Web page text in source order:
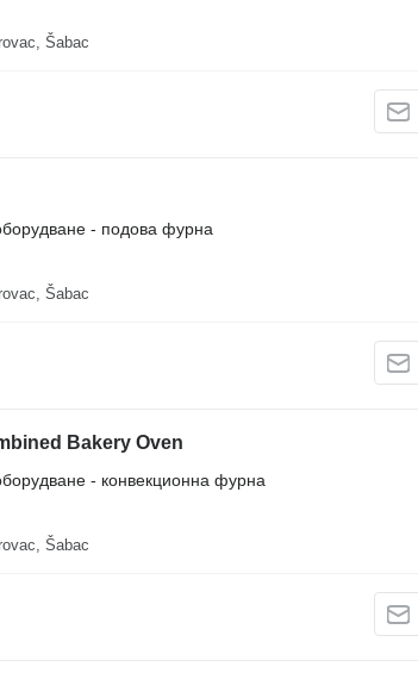
Šabac
- подова фурна
Šabac
Bakery Oven
- конвекционна фурна
Šabac